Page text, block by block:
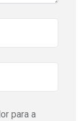
para a